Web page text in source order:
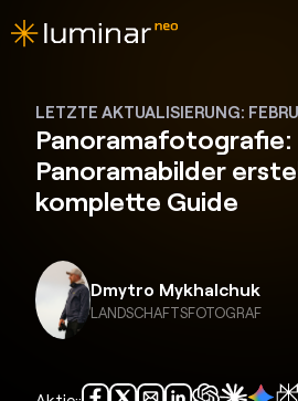
LETZTE AKTUALISIERUNG:
Panoramafotografie:
Panoramabilder
komplette Guide
Dmytro Mykhalchuk
LANDSCHAFTSFOTOGRAF